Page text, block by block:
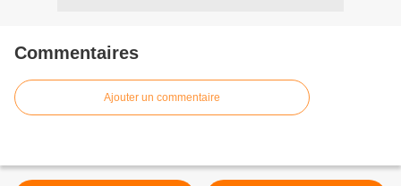
Commentaires
Ajouter un commentaire